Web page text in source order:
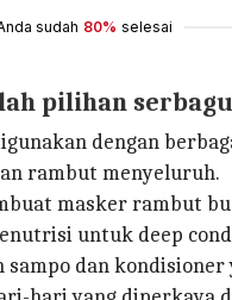
sudah 80% selesai
pilihan
dengan
rambut menyeluruh.
masker rambut
untuk deep
sampo dan kondisioner